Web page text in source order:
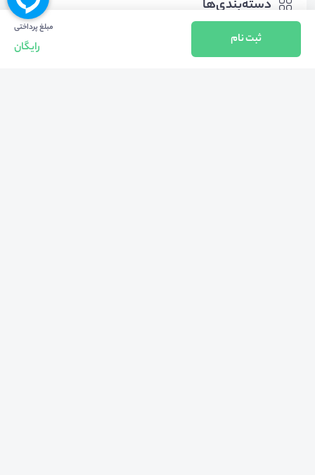
دسته‌بندی‌ها
کسب و کار
مبلغ پرداختی
رایگان
ثبت نام